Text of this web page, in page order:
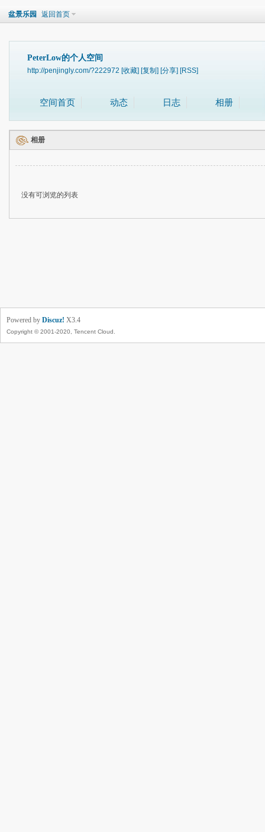
盆景乐园 返回首页
PeterLow的个人空间
http://penjingly.com/?222972 [收藏] [复制] [分享] [RSS]
空间首页 动态 日志 相册
相册
没有可浏览的列表
Powered by Discuz! X3.4
Copyright © 2001-2020, Tencent Cloud.